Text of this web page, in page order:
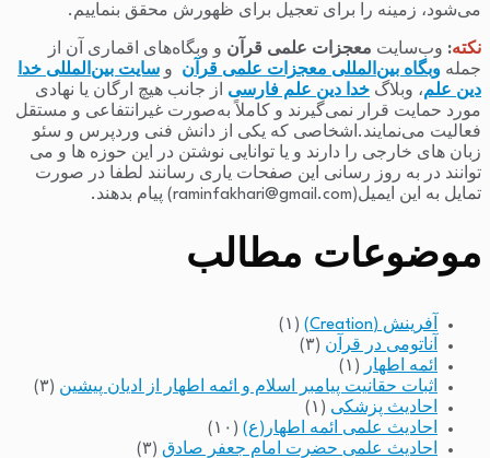
می‌شود، زمینه را برای تعجیل برای ظهورش محقق بنماییم.
نکته: وب‌سایت معجزات علمی قرآن و وبگاه‌های اقماری آن از
جمله وبگاه بین‌المللی معجزات علمی قرآن و سایت بین‌المللی خدا
دین علم، وبلاگ خدا دین علم فارسی از جانب هیچ ارگان یا نهادی
مورد حمایت قرار نمی‌گیرند و کاملاً به‌صورت غیرانتفاعی و مستقل
فعالیت می‌نمایند.اشخاصی که یکی از دانش فنی وردپرس و سئو
زبان های خارجی را دارند و یا توانایی نوشتن در این حوزه ها و می
توانند در به روز رسانی این صفحات یاری رسانند لطفا در صورت
تمایل به این ایمیل(raminfakhari@gmail.com) پیام بدهند.
موضوعات مطالب
آفرینش (Creation)
(۱)
آناتومی در قرآن (۳)
ائمه اطهار
(۱)
اثبات حقانیت پیامبر اسلام و ائمه اطهار از ادیان پیشین (۳)
احادیث پزشکی (۱)
احادیث علمی ائمه اطهار(ع) (۱۰)
احادیث علمی حضرت امام جعفر صادق (۳)